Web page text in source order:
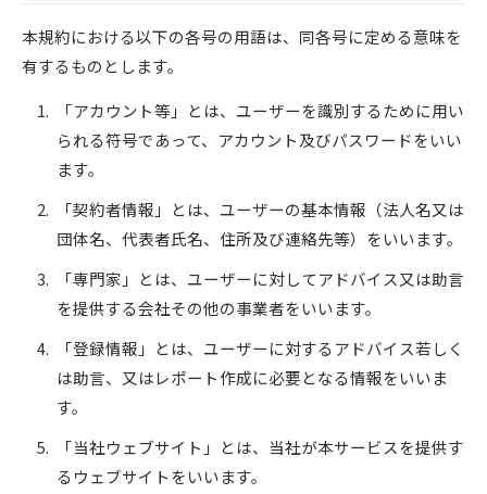
本規約における以下の各号の用語は、同各号に定める意味を
有するものとします。
「アカウント等」とは、ユーザーを識別するために用い
られる符号であって、アカウント及びパスワードをいい
ます。
「契約者情報」とは、ユーザーの基本情報（法人名又は
団体名、代表者氏名、住所及び連絡先等）をいいます。
「専門家」とは、ユーザーに対してアドバイス又は助言
を提供する会社その他の事業者をいいます。
「登録情報」とは、ユーザーに対するアドバイス若しく
は助言、又はレポート作成に必要となる情報をいいま
す。
「当社ウェブサイト」とは、当社が本サービスを提供す
るウェブサイトをいいます。